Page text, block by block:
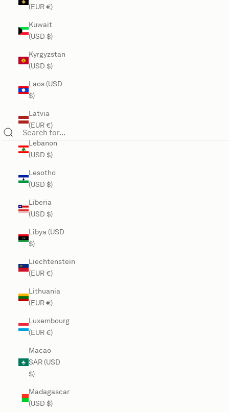
(EUR €)
Kuwait
(USD $)
Kyrgyzstan
(USD $)
Laos (USD
$)
Latvia
(EUR €)
Lebanon
(USD $)
Lesotho
(USD $)
Liberia
(USD $)
Libya (USD
$)
Liechtenstein
(EUR €)
Lithuania
(EUR €)
Luxembourg
(EUR €)
Macao
SAR (USD
$)
Madagascar
(USD $)